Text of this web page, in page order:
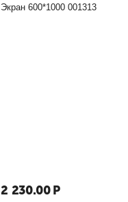
Экран 600*1000 001313
2 230.00 Р